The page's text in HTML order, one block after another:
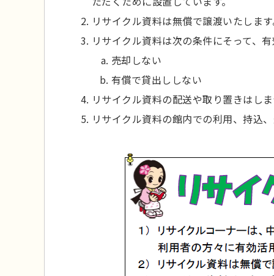
リサイクル資料は無償で譲渡いたしま
リサイクル資料は次の条件にそって、
売却しない
有償で貸出ししない
リサイクル資料の配送や取り置きはし
リサイクル資料の館内での利用、持込